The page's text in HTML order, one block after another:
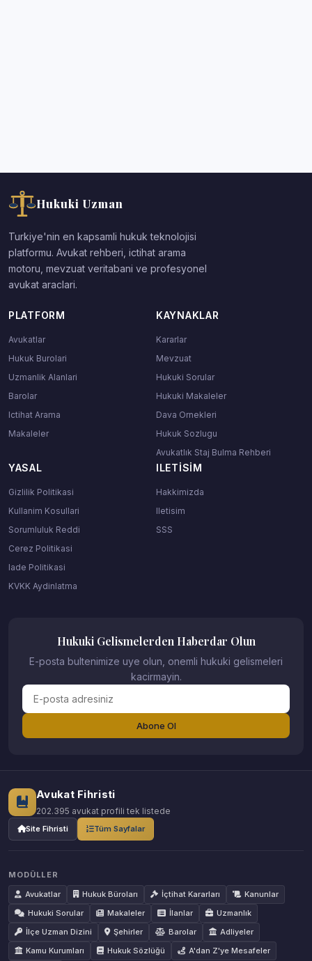
Hukuki Uzman
Turkiye'nin en kapsamli hukuk teknolojisi
platformu. Avukat rehberi, ictihat arama
motoru, mevzuat veritabani ve profesyonel
avukat araclari.
PLATFORM
Avukatlar
Hukuk Burolari
Uzmanlik Alanlari
Barolar
Ictihat Arama
Makaleler
KAYNAKLAR
Kararlar
Mevzuat
Hukuki Sorular
Hukuki Makaleler
Dava Ornekleri
Hukuk Sozlugu
Avukatlık Staj Bulma Rehberi
YASAL
Gizlilik Politikasi
Kullanim Kosullari
Sorumluluk Reddi
Cerez Politikasi
Iade Politikasi
KVKK Aydinlatma
ILETISIM
Hakkimizda
Iletisim
SSS
Hukuki Gelismelerden Haberdar Olun
E-posta bultenimize uye olun, onemli hukuki gelismeleri
kacirmayin.
Abone Ol
Avukat Fihristi
202.395 avukat profili tek listede
Site Fihristi Tüm Sayfalar
MODÜLLER
Avukatlar
Hukuk Büroları İçtihat Kararları
Kanunlar
Hukuki Sorular
Makaleler İlanlar
Uzmanlık
İlçe Uzman Dizini
Şehirler Barolar
Adliyeler
Kamu Kurumları
Hukuk Sözlüğü
A'dan Z'ye Mesafeler